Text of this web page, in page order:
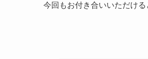
今回もお付き合いいただけ